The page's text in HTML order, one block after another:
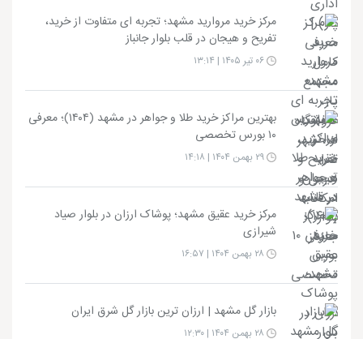
مرکز خرید مروارید مشهد؛ تجربه ای متفاوت از خرید،
تفریح و هیجان در قلب بلوار جانباز
بهترین مراکز خرید طلا و جواهر در مشهد (۱۴۰۴)؛ معرفی
۱۰ بورس تخصصی
مرکز خرید عقیق مشهد؛ پوشاک ارزان در بلوار صیاد
شیرازی
بازار گل مشهد | ارزان ترین بازار گل شرق ایران